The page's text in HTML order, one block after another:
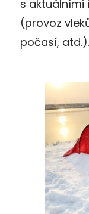
s aktuálními
(provoz
počasí, atd.).